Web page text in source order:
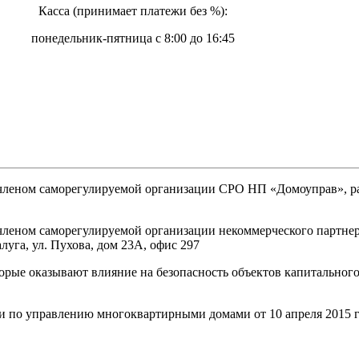
Касса (принимает платежи без %):
понедельник-пятница с 8:00 до 16:45
саморегулируемой организации СРО НП «Домоуправ»,
саморегулируемой организации некоммерческого
ул. Пухова, дом 23А, офис 297
оказывают влияние на безопасность объектов
по управлению многоквартирными домами от 10 апреля